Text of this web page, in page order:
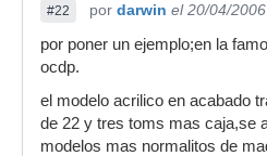
#22 por darwin el 20/04/2006
por poner un ejemplo;en la
ocdp.
el modelo acrilico en acabado
de 22 y tres toms mas caja,se
modelos mas normalitos de